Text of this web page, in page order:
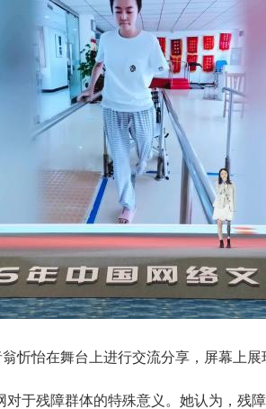
忻怡在舞台上进行交流分享，屏幕上
于残障群体的特殊意义。她认为，残